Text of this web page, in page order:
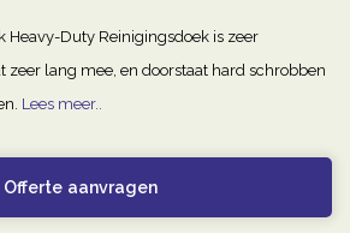
Heavy-Duty Reinigingsdoek is zeer
zeer lang mee, en doorstaat hard schrobben
Lees meer..
Offerte aanvragen